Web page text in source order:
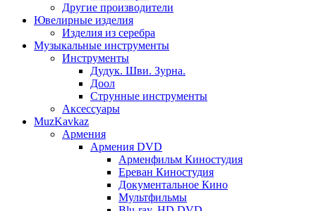
Другие производители
Ювелирные изделия
Изделия из серебра
Музыкальные инструменты
Инструменты
Дудук. Шви. Зурна.
Доол
Струнные инструменты
Аксессуары
MuzKavkaz
Армения
Армения DVD
Арменфильм Киностудия
Ереван Киностудия
Документальное Кино
Мультфильмы